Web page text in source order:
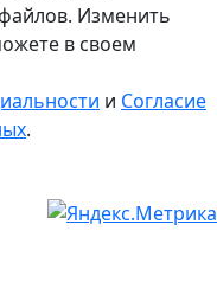
Изменить
в своем
и Согласие
.